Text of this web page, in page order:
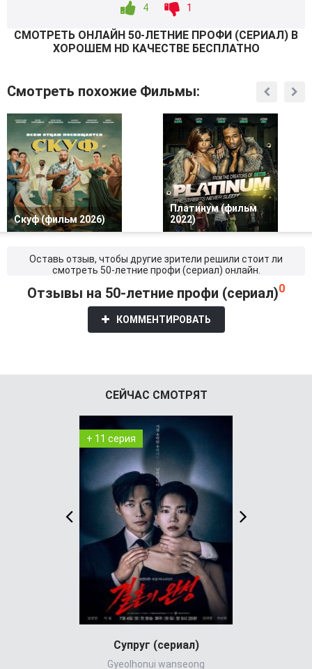
4 1
СМОТРEТЬ ОНЛАЙН 50-ЛЕТНИЕ ПРОФИ (СЕРИАЛ) В
ХОРОШЕМ HD КАЧЕСТВЕ БЕСПЛАТНО
Смотреть похожие Фильмы:
Скуф (фильм 2026)
Платинум (фильм
2022)
Оставь отзыв, чтобы другие зрители решили стоит ли
смотреть 50-летние профи (сериал) онлайн.
Отзывы на 50-летние профи (сериал)0
КОММЕНТИРОВАТЬ
СЕЙЧАС СМОТРЯТ
+ 11 серия
Супруг (сериал)
Gyeolhonui wanseong